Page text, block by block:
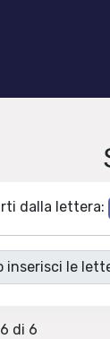
dalla lettera:
inserisci le
di 6